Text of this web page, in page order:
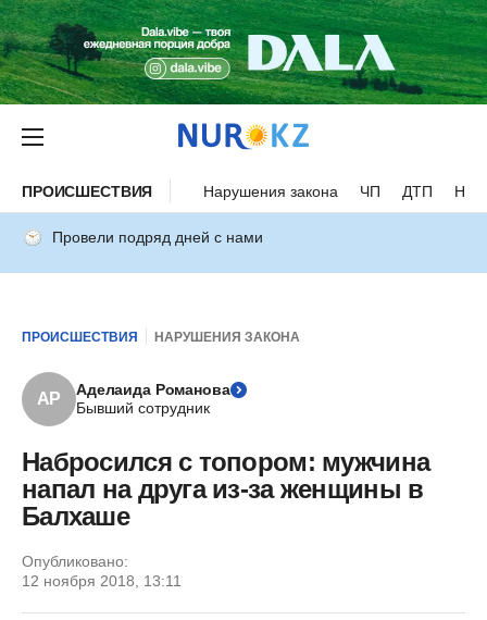
ПРОИСШЕСТВИЯ Нарушения закона ЧП ДТП
Провели подряд дней с нами
ПРОИСШЕСТВИЯ НАРУШЕНИЯ ЗАКОНА
АР
Аделаида Романова
Бывший сотрудник
Набросился с топором: мужчина
напал на друга из-за женщины в
Балхаше
Опубликовано:
12 ноября 2018, 13:11